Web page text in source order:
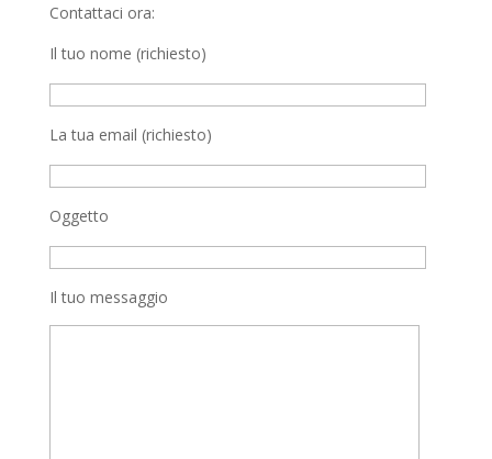
Contattaci ora:
Il tuo nome (richiesto)
La tua email (richiesto)
Oggetto
Il tuo messaggio